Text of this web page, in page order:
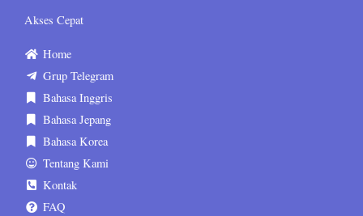
Akses Cepat
Home
Grup Telegram
Bahasa Inggris
Bahasa Jepang
Bahasa Korea
Tentang Kami
Kontak
FAQ